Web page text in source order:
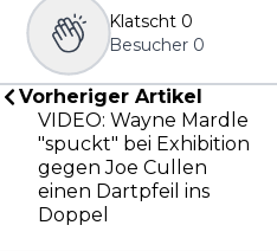
Klatscht 0
Besucher 0
Vorheriger Artikel
VIDEO: Wayne Mardle
"spuckt" bei Exhibition
gegen Joe Cullen
einen Dartpfeil ins
Doppel